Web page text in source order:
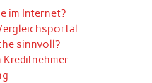
im Internet?
sinnvoll?